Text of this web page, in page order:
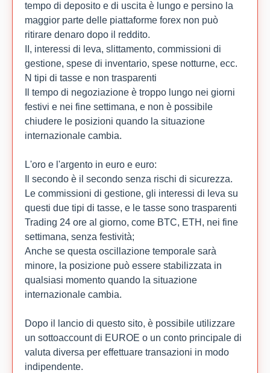
tempo di deposito e di uscita è lungo e persino la
maggior parte delle piattaforme forex non può
ritirare denaro dopo il reddito.
II, interessi di leva, slittamento, commissioni di
gestione, spese di inventario, spese notturne, ecc.
N tipi di tasse e non trasparenti
Il tempo di negoziazione è troppo lungo nei giorni
festivi e nei fine settimana, e non è possibile
chiudere le posizioni quando la situazione
internazionale cambia.
L'oro e l'argento in euro e euro:
Il secondo è il secondo senza rischi di sicurezza.
Le commissioni di gestione, gli interessi di leva su
questi due tipi di tasse, e le tasse sono trasparenti
Trading 24 ore al giorno, come BTC, ETH, nei fine
settimana, senza festività;
Anche se questa oscillazione temporale sarà
minore, la posizione può essere stabilizzata in
qualsiasi momento quando la situazione
internazionale cambia.
Dopo il lancio di questo sito, è possibile utilizzare
un sottoaccount di EUROE o un conto principale di
valuta diversa per effettuare transazioni in modo
indipendente.